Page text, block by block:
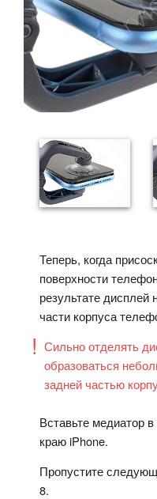
Теперь, когда
поверхности
результате дисплей
части корпуса
Сильно отделять
образоваться
задней частью
Вставьте медиатор
краю iPhone.
Пропустите
8.